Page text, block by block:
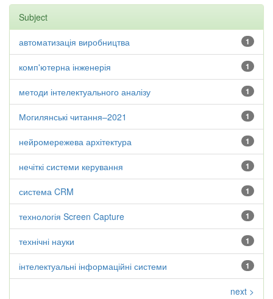
Subject
1
автоматизація виробництва
1
комп'ютерна інженерія
1
методи інтелектуального аналізу
1
Могилянські читання–2021
1
нейромережева архітектура
1
нечіткі системи керування
1
система CRM
1
технологія Screen Capture
1
технічні науки
1
інтелектуальні інформаційні системи
next >